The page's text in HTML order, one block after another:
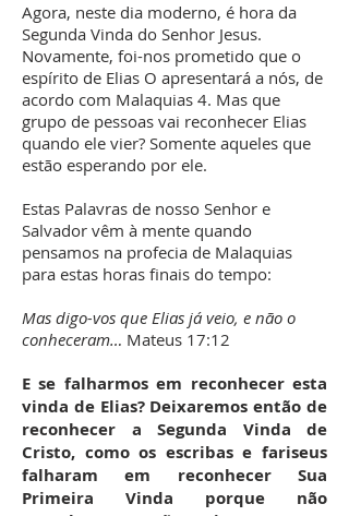
Agora, neste dia moderno, é hora da
Segunda Vinda do Senhor Jesus.
Novamente, foi-nos prometido que o
espírito de Elias O apresentará a nós, de
acordo com Malaquias 4. Mas que
grupo de pessoas vai reconhecer Elias
quando ele vier? Somente aqueles que
estão esperando por ele.
Estas Palavras de nosso Senhor e
Salvador vêm à mente quando
pensamos na profecia de Malaquias
para estas horas finais do tempo:
Mas digo-vos que Elias já veio, e não o
conheceram… Mateus 17:12
E se falharmos em reconhecer esta
vinda de Elias? Deixaremos então de
reconhecer a Segunda Vinda de
Cristo, como os escribas e fariseus
falharam em reconhecer Sua
Primeira Vinda porque não